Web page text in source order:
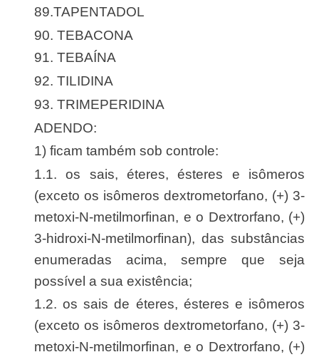
89.TAPENTADOL
90. TEBACONA
91. TEBAÍNA
92. TILIDINA
93. TRIMEPERIDINA
ADENDO:
1) ficam também sob controle:
1.1. os sais, éteres, ésteres e isômeros
(exceto os isômeros dextrometorfano, (+) 3-
metoxi-N-metilmorfinan, e o Dextrorfano, (+)
3-hidroxi-N-metilmorfinan), das substâncias
enumeradas acima, sempre que seja
possível a sua existência;
1.2. os sais de éteres, ésteres e isômeros
(exceto os isômeros dextrometorfano, (+) 3-
metoxi-N-metilmorfinan, e o Dextrorfano, (+)